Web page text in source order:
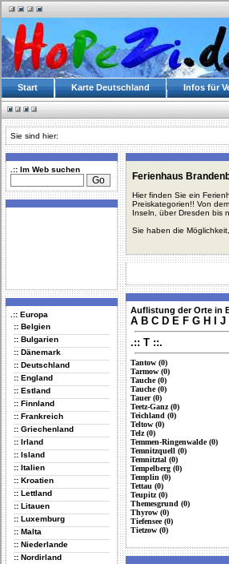
Start Karte Deutschland Infos für
Sie sind hier:
.:: Im Web suchen
.:: Europa
:: Belgien
:: Bulgarien
:: Dänemark
:: Deutschland
:: England
:: Estland
:: Finnland
:: Frankreich
:: Griechenland
:: Irland
:: Island
:: Italien
:: Kroatien
:: Lettland
:: Litauen
:: Luxemburg
:: Malta
:: Niederlande
:: Nordirland
Ferienhaus
Hier finden Sie ein
Preiskategorien!! Von
Inseln, über Dresden bis
Sie haben die
Auflistung der Orte in
A B C D E F G H J
.:: T ::.
Tantow (0)
Tarmow (0)
Tauche (0)
Tauche (0)
Tauer (0)
Teetz-Ganz (0)
Teichland (0)
Teltow (0)
Telz (0)
Temmen-Ringenwalde (0)
Temnitzquell (0)
Temnitztal (0)
Tempelberg (0)
Templin (0)
Tettau (0)
Teupitz (0)
Themesgrund (0)
Thyrow (0)
Tiefensee (0)
Tietzow (0)